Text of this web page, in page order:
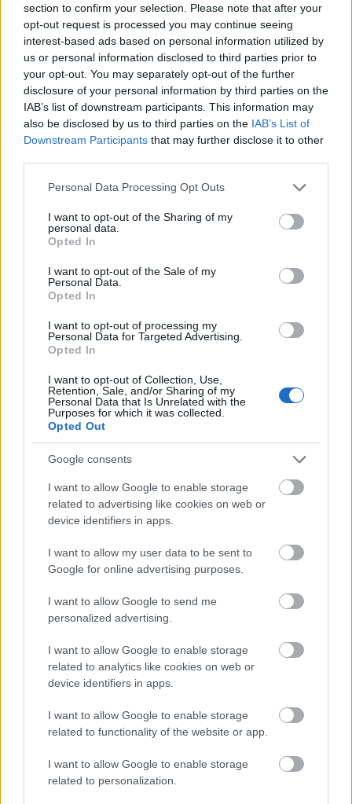
section to confirm your selection. Please note that after your
opt-out request is processed you may continue seeing
interest-based ads based on personal information utilized by
us or personal information disclosed to third parties prior to
your opt-out. You may separately opt-out of the further
disclosure of your personal information by third parties on the
IAB’s list of downstream participants. This information may
also be disclosed by us to third parties on the IAB’s List of
Downstream Participants that may further disclose it to other
Please note that this website/app uses one or more Google
not limited to your visit or usage behaviour. You may click to
grant or deny consent to Google and its third-party tags to
use your data for below specified purposes in below Google
consent section.
Personal Data Processing Opt Outs
I want to opt-out of the Sharing of my
personal data.
Opted In
I want to opt-out of the Sale of my
Personal Data.
Opted In
I want to opt-out of processing my
Personal Data for Targeted Advertising.
Opted In
I want to opt-out of Collection, Use,
Retention, Sale, and/or Sharing of my
Personal Data that Is Unrelated with the
Purposes for which it was collected.
Opted Out
Google consents
I want to allow Google to enable storage
related to advertising like cookies on web or
device identifiers in apps.
I want to allow my user data to be sent to
Google for online advertising purposes.
I want to allow Google to send me
personalized advertising.
I want to allow Google to enable storage
related to analytics like cookies on web or
device identifiers in apps.
I want to allow Google to enable storage
related to functionality of the website or app.
I want to allow Google to enable storage
related to personalization.
γραμμικά πατρόν. Αρκετά prints, γήινα χρώμα και
εξάρσεις από φλούο. Διαφορετική συλλογή, που
σηματοδοτεί μια νέα εποχή για την Etro και τον
creative director της, Μάρκο Ντι Βιντσέντζο.
Δείτε αυτή τη δημοσίευση στο Instagram.
Ακολουθήστε τοjenny.gr
google
newsκαι μάθετε τα πάντα γύρω από
τις τάσεις της μόδας, τα τέλεια outfits
και τα πιο hot fashion news.
ΔΙΑΒΑΖΟΝΤΑΙ ΤΩΡΑ